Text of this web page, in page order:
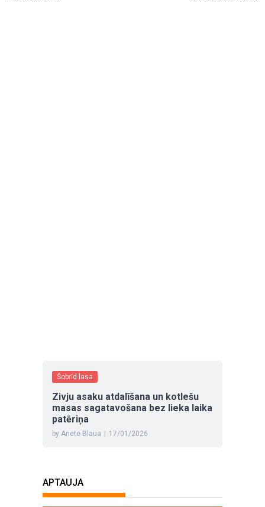
Šobrīd lasa
Zivju asaku atdalīšana un kotlešu
masas sagatavošana bez lieka laika
patēriņa
by Anete Blaua | 17/01/2026
APTAUJA